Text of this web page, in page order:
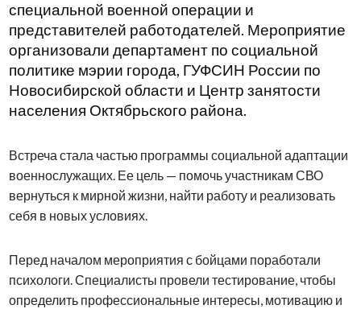
специальной военной операции и
представителей работодателей. Мероприятие
организовали департамент по социальной
политике мэрии города, ГУФСИН России по
Новосибирской области и Центр занятости
населения Октябрьского района.
Встреча стала частью программы социальной адаптации
военнослужащих. Ее цель — помочь участникам СВО
вернуться к мирной жизни, найти работу и реализовать
себя в новых условиях.
Перед началом мероприятия с бойцами поработали
психологи. Специалисты провели тестирование, чтобы
определить профессиональные интересы, мотивацию и